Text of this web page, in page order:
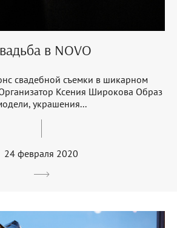
в NOVO
свадебной съемки в шикарном
Ксения Широкова Образ
украшения...
24 февраля 2020